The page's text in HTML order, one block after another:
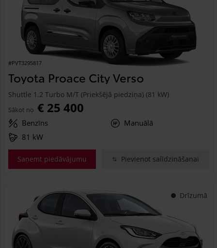
#PVT3295817
Toyota Proace City Verso
Shuttle 1.2 Turbo M/T (Priekšējā piedziņa) (81 kW)
Sākot no € 25 400
Benzīns
Manuālā
81 kW
Saņemt piedāvājumu Pievienot salīdzināšanai
Drīzumā